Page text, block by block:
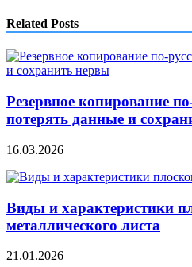
Related Posts
Резервное копирование
потерять данные и
16.03.2026
Виды и характеристики
металлического листа
21.01.2026